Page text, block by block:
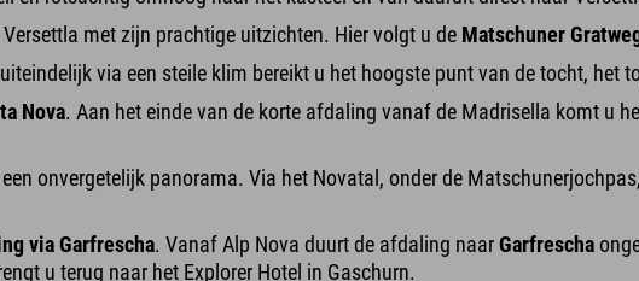
met zijn prachtige uitzichten. Hier volgt u de Matschuner
via een steile klim bereikt u het hoogste punt van de tocht, het
Nova. Aan het einde van de korte afdaling vanaf de Madrisella komt u
onvergetelijk panorama. Via het Novatal, onder de
via Garfrescha. Vanaf Alp Nova duurt de afdaling naarGarfrescha
u terug naar het Explorer Hotel in Gaschurn.